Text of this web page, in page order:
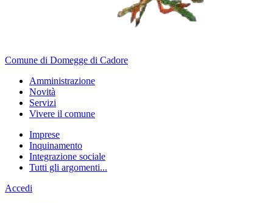
Comune di Domegge di Cadore
Amministrazione
Novità
Servizi
Vivere il comune
Imprese
Inquinamento
Integrazione sociale
Tutti gli argomenti...
Accedi